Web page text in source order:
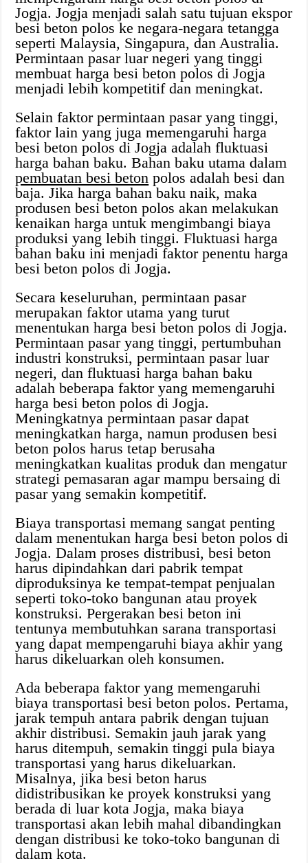
Jogja. Jogja menjadi salah satu tujuan ekspor
besi beton polos ke negara-negara tetangga
seperti Malaysia, Singapura, dan Australia.
Permintaan pasar luar negeri yang tinggi
membuat harga besi beton polos di Jogja
menjadi lebih kompetitif dan meningkat.
Selain faktor permintaan pasar yang tinggi,
faktor lain yang juga memengaruhi harga
besi beton polos di Jogja adalah fluktuasi
harga bahan baku. Bahan baku utama dalam
pembuatan besi beton polos adalah besi dan
baja. Jika harga bahan baku naik, maka
produsen besi beton polos akan melakukan
kenaikan harga untuk mengimbangi biaya
produksi yang lebih tinggi. Fluktuasi harga
bahan baku ini menjadi faktor penentu harga
besi beton polos di Jogja.
Secara keseluruhan, permintaan pasar
merupakan faktor utama yang turut
menentukan harga besi beton polos di Jogja.
Permintaan pasar yang tinggi, pertumbuhan
industri konstruksi, permintaan pasar luar
negeri, dan fluktuasi harga bahan baku
adalah beberapa faktor yang memengaruhi
harga besi beton polos di Jogja.
Meningkatnya permintaan pasar dapat
meningkatkan harga, namun produsen besi
beton polos harus tetap berusaha
meningkatkan kualitas produk dan mengatur
strategi pemasaran agar mampu bersaing di
pasar yang semakin kompetitif.
Biaya transportasi memang sangat penting
dalam menentukan harga besi beton polos di
Jogja. Dalam proses distribusi, besi beton
harus dipindahkan dari pabrik tempat
diproduksinya ke tempat-tempat penjualan
seperti toko-toko bangunan atau proyek
konstruksi. Pergerakan besi beton ini
tentunya membutuhkan sarana transportasi
yang dapat mempengaruhi biaya akhir yang
harus dikeluarkan oleh konsumen.
Ada beberapa faktor yang memengaruhi
biaya transportasi besi beton polos. Pertama,
jarak tempuh antara pabrik dengan tujuan
akhir distribusi. Semakin jauh jarak yang
harus ditempuh, semakin tinggi pula biaya
transportasi yang harus dikeluarkan.
Misalnya, jika besi beton harus
didistribusikan ke proyek konstruksi yang
berada di luar kota Jogja, maka biaya
transportasi akan lebih mahal dibandingkan
dengan distribusi ke toko-toko bangunan di
dalam kota.